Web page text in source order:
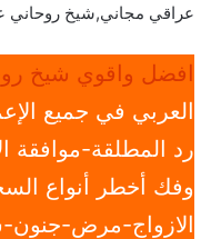
عراقي مجاني,شيخ روحاني
افضل واقوي شيخ
العربي في جميع
رد المطلقة-موافقة
وفك أخطر أنواع
الازواج-مرض-